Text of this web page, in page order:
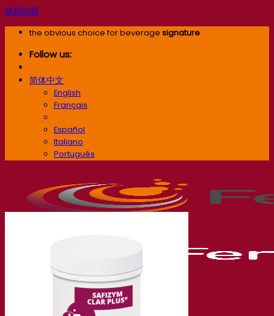
跳到内容
the obvious choice for beverage signature
Follow us:
简体中文
English
Français
Español
Italiano
Português